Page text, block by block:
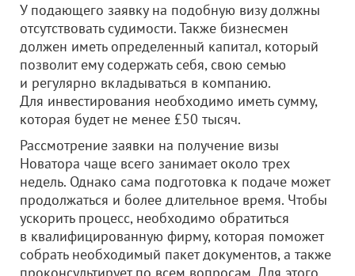
У подающего заявку на подобную визу должны
отсутствовать судимости. Также бизнесмен
должен иметь определенный капитал, который
позволит ему содержать себя, свою семью
и регулярно вкладываться в компанию.
Для инвестирования необходимо иметь сумму,
которая будет не менее £50 тысяч.
Рассмотрение заявки на получение визы
Новатора чаще всего занимает около трех
недель. Однако сама подготовка к подаче может
продолжаться и более длительное время. Чтобы
ускорить процесс, необходимо обратиться
в квалифицированную фирму, которая поможет
собрать необходимый пакет документов, а также